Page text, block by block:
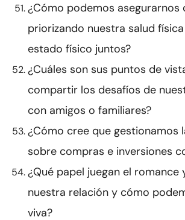
¿Cómo podemos asegurarnos
priorizando nuestra salud
estado físico juntos?
¿Cuáles son sus puntos de
compartir los desafíos de
con amigos o familiares?
¿Cómo cree que gestionamos
sobre compras e inversiones
¿Qué papel juegan el romance
nuestra relación y cómo
viva?